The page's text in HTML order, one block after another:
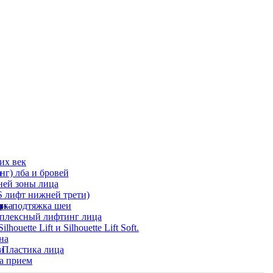
век
лба и бровей
зоны лица
лифт нижней трети)
– подтяжка шеи
лифтинг лица
Lift и Silhouette Lift Soft.
лица
прием